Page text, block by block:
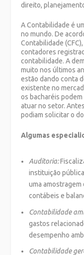
direito,
A Contabilidade é
no mundo. De
Contabilidade
contadores
contabilidade. A
muito nos últimos
estão dando conta
existente no
os bacharéis
atuar no setor.
podiam solicitar o
Algumas
Auditoria:
instituição
uma
contábeis e
Contabilidade
gastos
desempenho
Contabilidade